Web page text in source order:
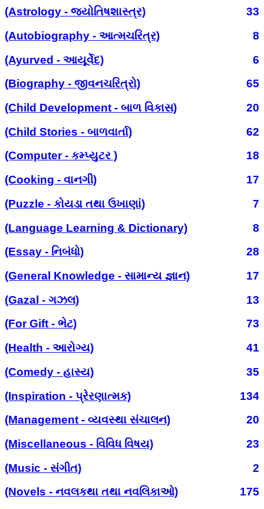
(Astrology - જ્યોતિષશાસ્ત્ર)
33
(Autobiography - આત્મચરિત્ર)
8
(Ayurved - આયૂર્વેદ)
6
(Biography - જીવનચરિત્રો)
65
(Child Development - બાળ વિકાસ)
20
(Child Stories - બાળવાર્તા)
62
(Computer - કમ્પ્યુટર )
18
(Cooking - વાનગી)
17
(Puzzle - કોયડા તથા ઉખાણાં)
7
(Language Learning & Dictionary)
8
(Essay - નિબંધો)
28
(General Knowledge - સામાન્ય જ્ઞાન)
17
(Gazal - ગઝલ)
13
(For Gift - ભેટ)
73
(Health - આરોગ્ય)
41
(Comedy - હાસ્ય)
35
(Inspiration - પ્રેરણાત્મક)
134
(Management - વ્યવસ્થા સંચાલન)
20
(Miscellaneous - વિવિધ વિષય)
23
(Music - સંગીત)
2
(Novels - નવલકથા તથા નવલિકાઓ)
175